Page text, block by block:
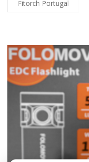
Fitorch Portugal